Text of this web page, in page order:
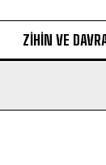
ZIHIN VE